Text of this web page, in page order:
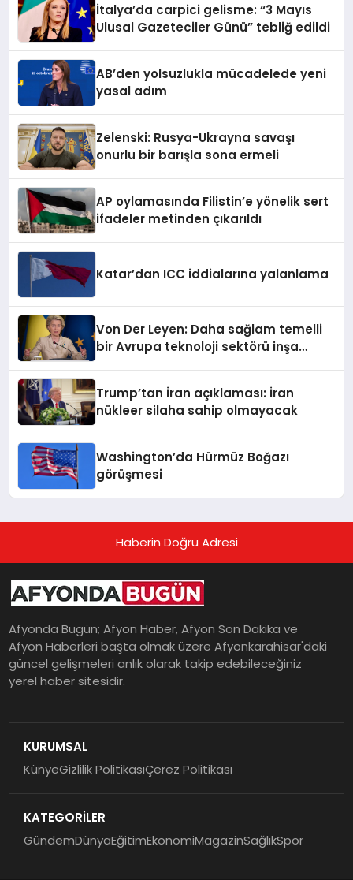
İtalya’da carpici gelisme: “3 Mayıs
Ulusal Gazeteciler Günü” tebliğ edildi
AB’den yolsuzlukla mücadelede yeni
yasal adım
Zelenski: Rusya-Ukrayna savaşı
onurlu bir barışla sona ermeli
AP oylamasında Filistin’e yönelik sert
ifadeler metinden çıkarıldı
Katar’dan ICC iddialarına yalanlama
Von Der Leyen: Daha sağlam temelli
bir Avrupa teknoloji sektörü inşa
Trump’tan İran açıklaması: İran
nükleer silaha sahip olmayacak
Washington’da Hürmüz Boğazı
görüşmesi
Haberin Doğru Adresi
Afyonda Bugün; Afyon Haber, Afyon Son Dakika ve
Afyon Haberleri başta olmak üzere Afyonkarahisar'daki
güncel gelişmeleri anlık olarak takip edebileceğiniz
yerel haber sitesidir.
KURUMSAL
KünyeGizlilik PolitikasıÇerez Politikası
KATEGORİLER
GündemDünyaEğitimEkonomiMagazinSağlıkSpor